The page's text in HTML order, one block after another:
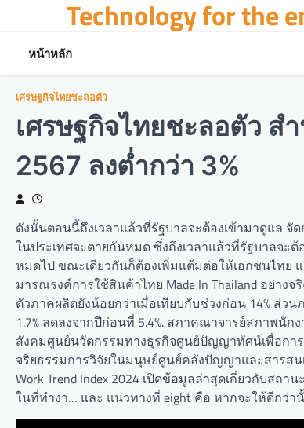
content
Technology for the
หน้าหลัก
เศรษฐกิจไทยชะลอตัว
เศรษฐกิจไทยชะลอตัว ส
2567 ลงต่ำกว่า 3%
ดังนั้นตอนนี้ถึงเวลาแล้วที่รัฐบาลจะต้องเข้ามาดูแล จั
ในประเทศจะตายกันหมด ซึ่งถึงเวลาแล้วที่รัฐบาลจ
หมดไป ขณะเดียวกันก็ต้องเพิ่มแต้มต่อให้เอกชนไทย
มารณรงค์การใช้สินค้าไทย Made In Thailand อย่าง
ตัวภาคผลิตยังน้อยกว่าเมื่อเทียบกับช่วงก่อน 14% ส่ว
1.7% ลดลงจากปีก่อนที่ 5.4%. สภาคณาจารย์สภาพ
สังคมศูนย์นวัตกรรมทางธุรกิจศูนย์ปัญญาทัศน์เพื่อก
จริยธรรมการวิจัยในมนุษย์ศูนย์คลังปัญญาและสารส
Work Trend Index 2024 เปิดข้อมูลล่าสุดเกี่ยวกับส
ในที่ทำงา… และ แนวทางที่ eight คือ หากจะให้ดีกว่